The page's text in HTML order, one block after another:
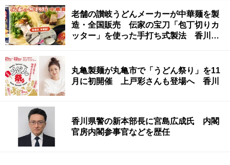
老舗の讃岐うどんメーカーが中華麺を製
造・全国販売 伝家の宝刀「包丁切りカ
ッター」を使った手打ち式製法 香川・
丸亀製麺が丸亀市で「うどん祭り」を11
月に初開催 上戸彩さんも登場へ 香川
香川県警の新本部長に宮島広成氏 内閣
官房内閣参事官などを歴任